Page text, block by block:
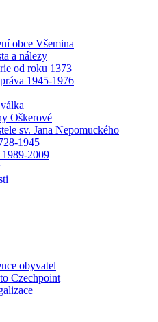
obce Všemina
a nálezy
od roku 1373
1945-1976
Oškerové
sv. Jana Nepomuckého
1945
2009
obyvatel
Czechpoint